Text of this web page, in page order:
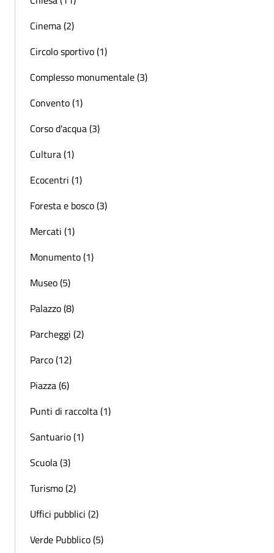
Cinema (2)
Circolo sportivo (1)
Complesso monumentale (3)
Convento (1)
Corso d'acqua (3)
Cultura (1)
Ecocentri (1)
Foresta e bosco (3)
Mercati (1)
Monumento (1)
Museo (5)
Palazzo (8)
Parcheggi (2)
Parco (12)
Piazza (6)
Punti di raccolta (1)
Santuario (1)
Scuola (3)
Turismo (2)
Uffici pubblici (2)
Verde Pubblico (5)